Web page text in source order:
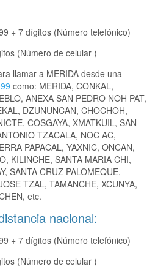
+ 7 dígitos (Número telefónico)
(Número de celular )
llamar a MERIDA desde una
como: MERIDA, CONKAL,
ANEXA SAN PEDRO NOH PAT,
DZUNUNCAN, CHOCHOH,
COSGAYA, XMATKUIL, SAN
TZACALA, NOC AC,
PAPACAL, YAXNIC, ONCAN,
KILINCHE, SANTA MARIA CHI,
SANTA CRUZ PALOMEQUE,
TZAL, TAMANCHE, XCUNYA,
etc.
nacional:
+ 7 dígitos (Número telefónico)
(Número de celular )